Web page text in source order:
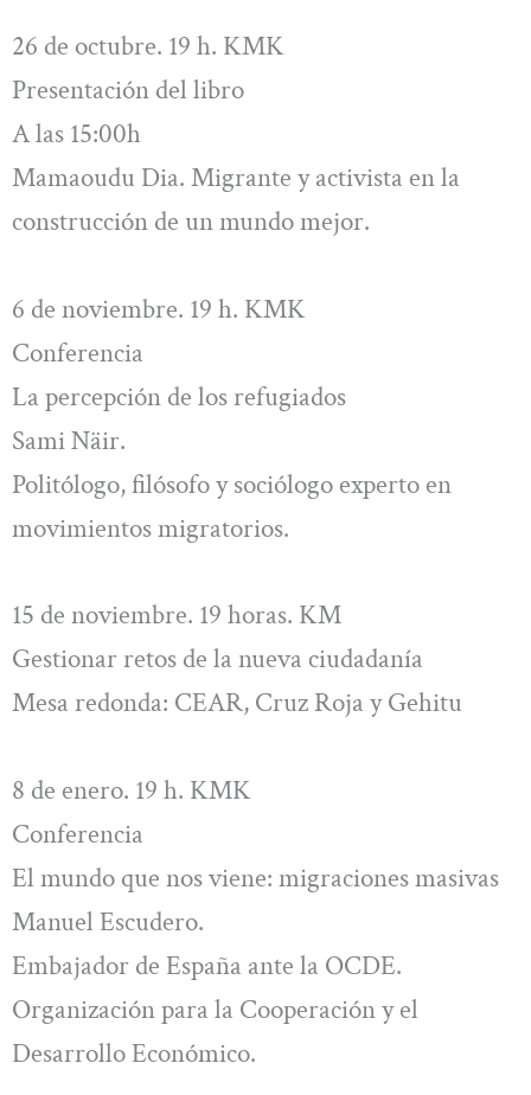
26 de octubre. 19 h. KMK
Presentación del libro
A las 15:00h
Mamaoudu Dia. Migrante y activista en la
construcción de un mundo mejor.
6 de noviembre. 19 h. KMK
Conferencia
La percepción de los refugiados
Sami Näir.
Politólogo, filósofo y sociólogo experto en
movimientos migratorios.
15 de noviembre. 19 horas. KM
Gestionar retos de la nueva ciudadanía
Mesa redonda: CEAR, Cruz Roja y Gehitu
8 de enero. 19 h. KMK
Conferencia
El mundo que nos viene: migraciones masivas
Manuel Escudero.
Embajador de España ante la OCDE.
Organización para la Cooperación y el
Desarrollo Económico.